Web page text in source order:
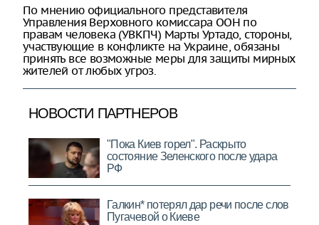
По мнению официального представителя
Управления Верховного комиссара ООН по
правам человека (УВКПЧ) Марты Уртадо, стороны,
участвующие в конфликте на Украине, обязаны
принять все возможные меры для защиты мирных
жителей от любых угроз.